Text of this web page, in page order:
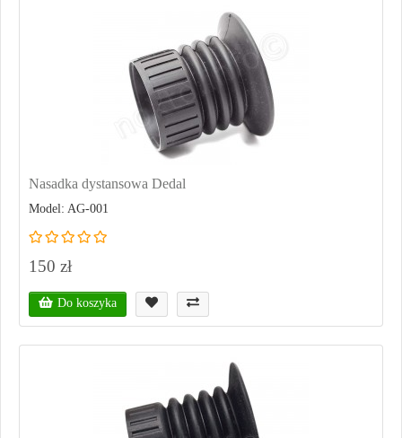
Nasadka dystansowa Dedal
Model: AG-001
150 zł
Do koszyka